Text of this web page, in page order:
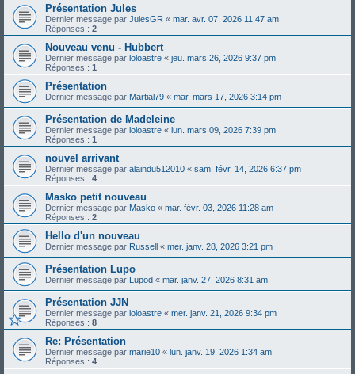
Présentation Jules
Dernier message par JulesGR « mar. avr. 07, 2026 11:47 am
Réponses : 2
Nouveau venu - Hubbert
Dernier message par loloastre « jeu. mars 26, 2026 9:37 pm
Réponses : 1
Présentation
Dernier message par Martial79 « mar. mars 17, 2026 3:14 pm
Présentation de Madeleine
Dernier message par loloastre « lun. mars 09, 2026 7:39 pm
Réponses : 1
nouvel arrivant
Dernier message par alaindu512010 « sam. févr. 14, 2026 6:37 pm
Réponses : 4
Masko petit nouveau
Dernier message par Masko « mar. févr. 03, 2026 11:28 am
Réponses : 2
Hello d'un nouveau
Dernier message par Russell « mer. janv. 28, 2026 3:21 pm
Présentation Lupo
Dernier message par Lupod « mar. janv. 27, 2026 8:31 am
Présentation JJN
Dernier message par loloastre « mer. janv. 21, 2026 9:34 pm
Réponses : 8
Re: Présentation
Dernier message par marie10 « lun. janv. 19, 2026 1:34 am
Réponses : 4